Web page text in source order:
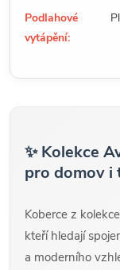
Podlahové
vytápění:
✨ Kolekce
pro domov i
Koberce z kolekce
kteří hledají
a moderního